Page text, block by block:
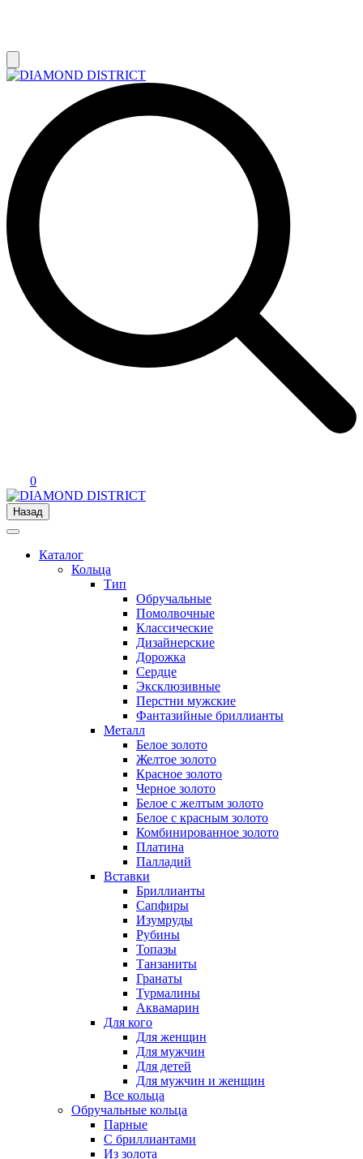
0
Назад
Каталог
Кольца
Тип
Обручальные
Помолвочные
Классические
Дизайнерские
Дорожка
Сердце
Эксклюзивные
Перстни мужские
Фантазийные бриллианты
Металл
Белое золото
Желтое золото
Красное золото
Черное золото
Белое с желтым золото
Белое с красным золото
Комбинированное золото
Платина
Палладий
Вставки
Бриллианты
Сапфиры
Изумруды
Рубины
Топазы
Танзаниты
Гранаты
Турмалины
Аквамарин
Для кого
Для женщин
Для мужчин
Для детей
Для мужчин и женщин
Все кольца
Обручальные кольца
Парные
С бриллиантами
Из золота